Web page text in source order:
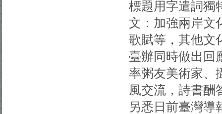
標題用字遣詞獨
文：加強兩岸文
歌賦等，其他文
臺辦同時做出回
率粥友美術家、
風交流，詩書酬
另悉日前臺灣導